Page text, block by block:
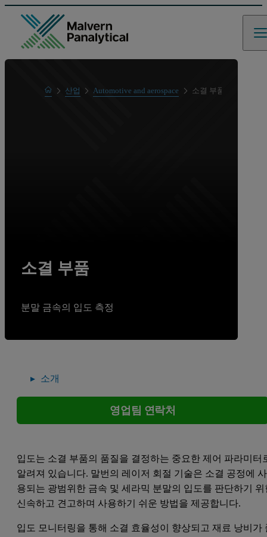
Home산업 Automotive and aerospace 소결 부품
소결 부품
분말 금속의 입도 측정
소개
영업팀 연락처
입도는 소결 부품의 품질을 결정하는 중요한 제어 파라미터
알려져 있습니다. 말번의 레이저 회절 기술은 소결 공정에 사
용되는 광범위한 금속 및 세라믹 분말의 입도를 판단하기 위
신속하고 견고하며 사용하기 쉬운 방법을 제공합니다.
입도 모니터링을 통해 소결 효율성이 향상되고 재료 낭비가